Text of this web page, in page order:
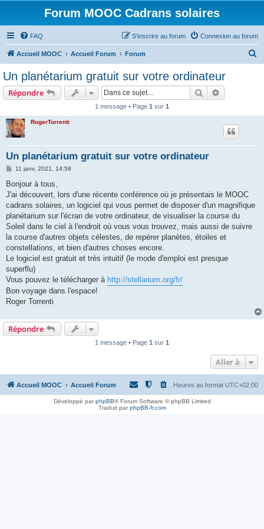
Forum MOOC Cadrans solaires
FAQ Connexion au forum
S’inscrire au forum
Accueil MOOC Accueil Forum Forum
Un planétarium gratuit sur votre ordinateur
Répondre Rechercher
1 message • Page 1 sur 1
RogerTorrenti
Un planétarium gratuit sur votre ordinateur
M
s
a
g
11 janv. 2021, 14:58
Bonjour à tous,
J'ai découvert, lors d'une récente conférence où je présentais le MOOC
cadrans solaires, un logiciel qui vous permet de disposer d'un magnifique
planétarium sur l'écran de votre ordinateur, de visualiser la course du
Soleil dans le ciel à l'endroit où vous vous trouvez, mais aussi de suivre
la course d'autres objets célestes, de repérer planètes, étoiles et
constellations, et bien d'autres choses encore.
Le logiciel est gratuit et très intuitif (le mode d'emploi est presque
superflu)
Vous pouvez le télécharger à http://stellarium.org/fr/
Bon voyage dans l'espace!
Roger Torrenti
Répondre
1 message • Page 1 sur 1
Aller à
Accueil MOOC Accueil Forum Heures au format UTC+02:00
Développé parphpBB® Forum Software © phpBB Limited
Traduit parphpBB-fr.com